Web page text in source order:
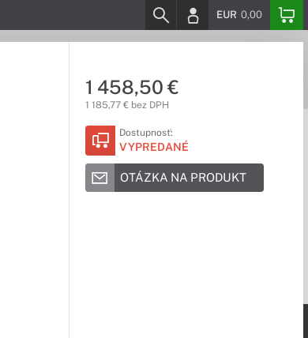
EUR 0,00
1 458,50 €
1 185,77 € bez DPH
Dostupnosť:
VYPREDANÉ
OTÁZKA NA PRODUKT